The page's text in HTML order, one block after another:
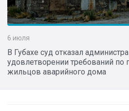
6 июля
В Губахе суд отказал
удовлетворении требований по
жильцов аварийного дома